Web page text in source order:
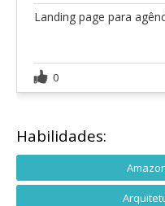
Landing page para
0
Habilidades: